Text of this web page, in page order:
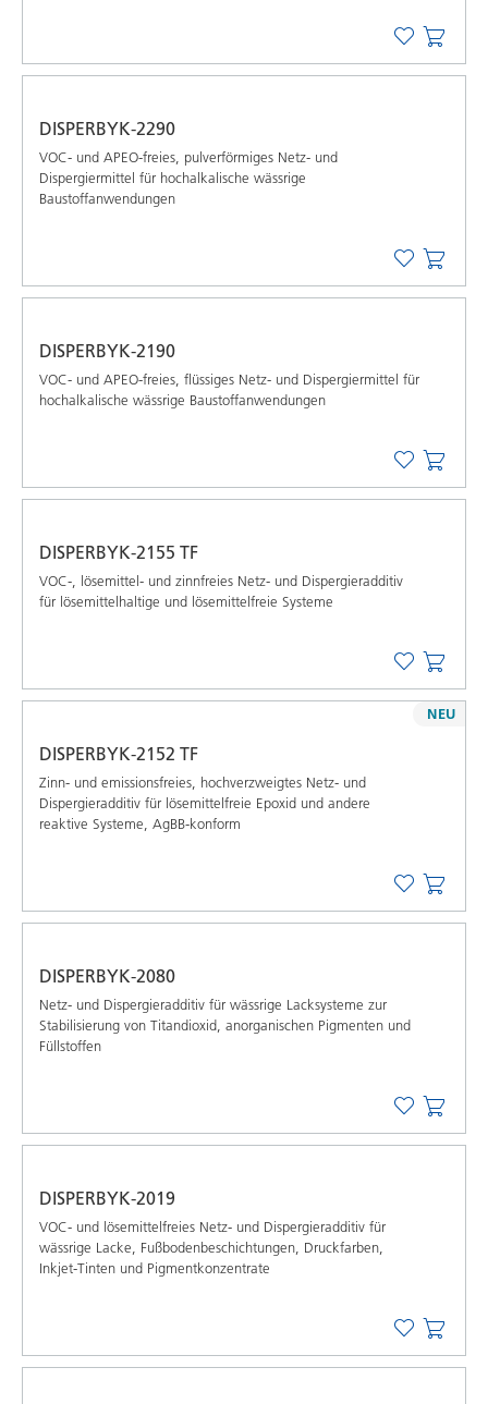
DISPERBYK-2290
VOC- und APEO-freies, pulverförmiges Netz- und
Dispergiermittel für hochalkalische wässrige
Baustoffanwendungen
DISPERBYK-2190
VOC- und APEO-freies, flüssiges Netz- und Dispergiermittel für
hochalkalische wässrige Baustoffanwendungen
DISPERBYK-2155 TF
VOC-, lösemittel- und zinnfreies Netz- und Dispergieradditiv
für lösemittelhaltige und lösemittelfreie Systeme
DISPERBYK-2152 TF
Zinn- und emissionsfreies, hochverzweigtes Netz- und
Dispergieradditiv für lösemittelfreie Epoxid und andere
reaktive Systeme, AgBB-konform
NEU
DISPERBYK-2080
Netz- und Dispergieradditiv für wässrige Lacksysteme zur
Stabilisierung von Titandioxid, anorganischen Pigmenten und
Füllstoffen
DISPERBYK-2019
VOC- und lösemittelfreies Netz- und Dispergieradditiv für
wässrige Lacke, Fußbodenbeschichtungen, Druckfarben,
Inkjet-Tinten und Pigmentkonzentrate